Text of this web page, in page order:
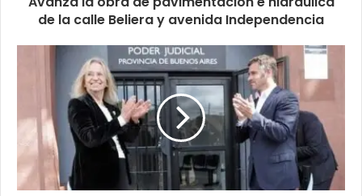
de la calle Beliera y avenida Independencia